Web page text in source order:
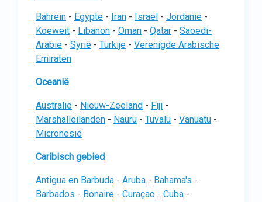
Bahrein - Egypte - Iran - Israël - Jordanië -
Koeweit - Libanon - Oman - Qatar - Saoedi-
Arabië - Syrië - Turkije - Verenigde Arabische
Emiraten
Oceanië
Australië - Nieuw-Zeeland - Fiji -
Marshalleilanden - Nauru - Tuvalu - Vanuatu -
Micronesië
Caribisch gebied
Antigua en Barbuda - Aruba - Bahama's -
Barbados - Bonaire - Curaçao - Cuba -